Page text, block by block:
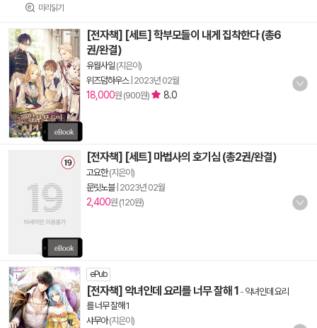
미리읽기
[전자책] [세트] 학부모들이 내게 집착한다 (총6
권/완결)
유월사일 (지은이)
위즈덤하우스| 2023년 02월
18,000원 (900원) 8.0
[전자책] [세트] 마법사의 호기심 (총2권/완결)
고요한(지은이)
문릿노블| 2023년 02월
2,400원 (120원)
ePub
[전자책] 악녀인데 요리를 너무 잘해 1 - 악녀인데 요리
를 너무 잘해 1
샤무아(지은이)